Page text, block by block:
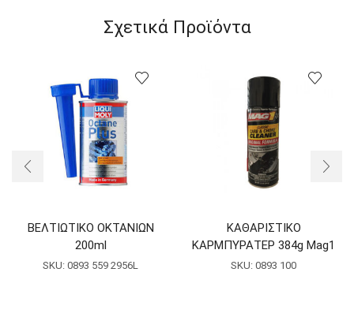
Σχετικά Προϊόντα
ΒΕΛΤΙΩΤΙΚΟ ΟΚΤΑΝΙΩΝ
200ml
SKU: 0893 559 2956L
ΚΑΘΑΡΙΣΤΙΚΟ
ΚΑΡΜΠΥΡΑΤΕΡ 384g Mag1
SKU: 0893 100